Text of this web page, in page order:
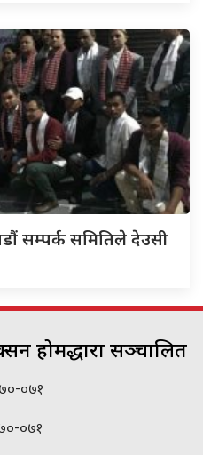
सम्पर्क समितिले देउसी
होमद्धारा सञ्चालित
०७१
०७१